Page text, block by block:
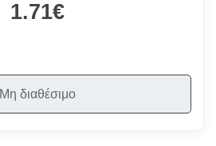
1.71€
Μη διαθέσιμο